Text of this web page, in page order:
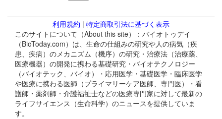
利用規約 | 特定商取引法に基づく表示
このサイトについて（About this site）：バイオトゥデイ
（BioToday.com）は、生命の仕組みの研究や人の病気（疾
患、疾病）のメカニズム（機序）の研究・治療法（治療薬、
医療機器）の開発に携わる基礎研究・バイオテクノロジー
（バイオテック、バイオ）・応用医学・基礎医学・臨床医学
や医療に携わる医師（プライマリーケア医師、専門医）・看
護師・薬剤師・介護福祉士などの医療専門家に対して最新の
ライフサイエンス（生命科学）のニュースを提供していま
す。